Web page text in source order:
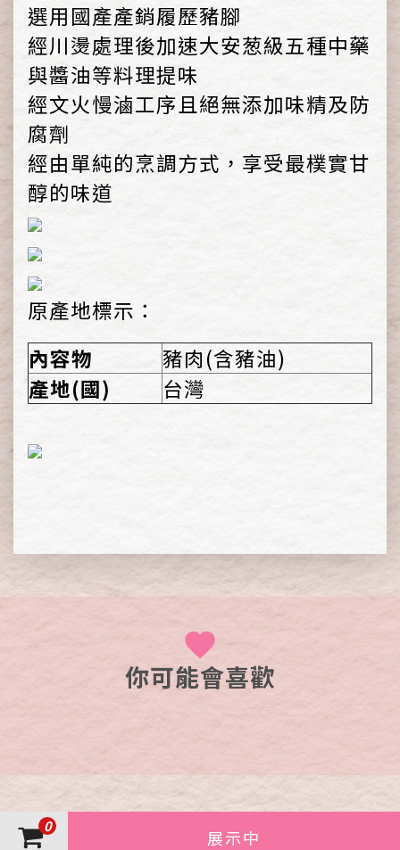
選用國產產銷履歷豬腳
經川燙處理後加速大安葱級五種中藥
與醬油等料理提味
經文火慢滷工序且絕無添加味精及防
腐劑
經由單純的烹調方式，享受最樸實甘
醇的味道
原產地標示：
內容物
豬肉(含豬油)
產地(國)
台灣
你可能會喜歡
0
展示中